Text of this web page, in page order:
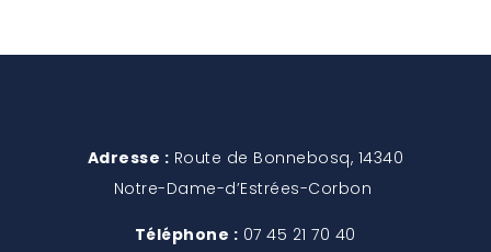
Adresse : Route de Bonnebosq, 14340
Notre-Dame-d’Estrées-Corbon
Téléphone : 07 45 21 70 40